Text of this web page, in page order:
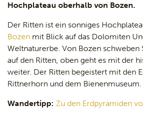
Hochplateau oberhalb von Bozen.
Der Ritten ist ein sonniges
Bozen mit Blick auf das Dolomiten
Weltnaturerbe. Von Bozen schweben
auf den Ritten, oben geht es mit der
weiter. Der Ritten begeistert mit den
Rittnerhorn und dem Bienenmuseum.
Wandertipp: Zu den Erdpyramiden